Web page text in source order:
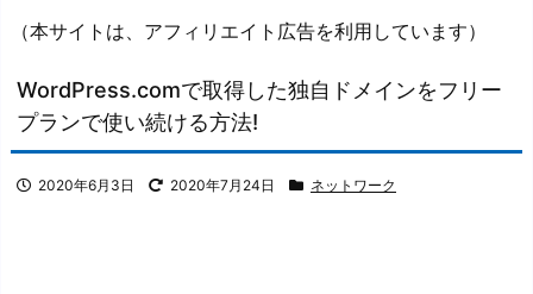
（本サイトは、アフィリエイト広告を利用しています）
WordPress.comで取得した独自ドメインをフリー
プランで使い続ける方法!
2020年6月3日 2020年7月24日 ネットワーク